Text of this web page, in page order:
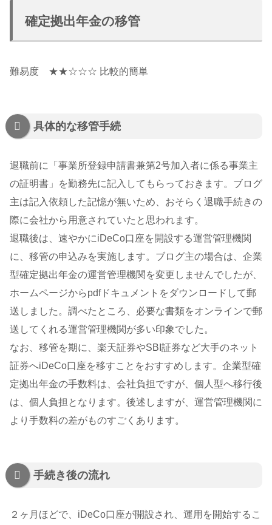
確定拠出年金の移管
難易度 ★★☆☆☆ 比較的簡単
具体的な移管手続
退職前に「事業所登録申請書兼第2号加入者に係る事業主
の証明書」を勤務先に記入してもらっておきます。ブログ
主は記入依頼した記憶が無いため、おそらく退職手続きの
際に会社から用意されていたと思われます。
退職後は、速やかにiDeCo口座を開設する運営管理機関
に、移管の申込みを実施します。ブログ主の場合は、企業
型確定拠出年金の運営管理機関を変更しませんでしたが、
ホームページからpdfドキュメントをダウンロードして郵
送しました。調べたところ、必要な書類をオンラインで郵
送してくれる運営管理機関が多い印象でした。
なお、移管を期に、楽天証券やSBI証券など大手のネット
証券へiDeCo口座を移すことをおすすめします。企業型確
定拠出年金の手数料は、会社負担ですが、個人型へ移行後
は、個人負担となります。後述しますが、運営管理機関に
より手数料の差がものすごくあります。
手続き後の流れ
２ヶ月ほどで、iDeCo口座が開設され、運用を開始するこ